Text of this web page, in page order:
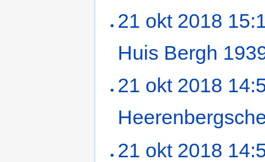
21 okt 2018
Huis Bergh
21 okt 2018
21 okt 2018